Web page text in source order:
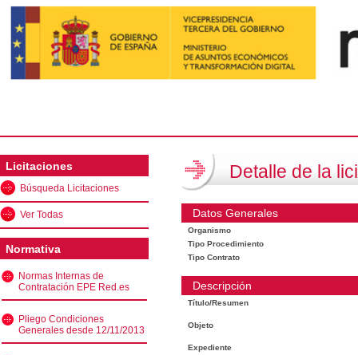
Licitaciones
Búsqueda Licitaciones
Ver Todas
Normativa
Normas Internas de
Contratación EPE Red.es
Pliego Condiciones
Generales desde 12/11/2013
Detalle de la
Datos Generales
Organismo
Tipo Procedimiento
Tipo Contrato
Descripción
Título/Resumen
Objeto
Expediente